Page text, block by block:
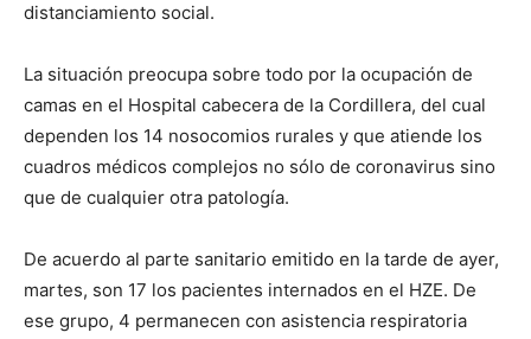
distanciamiento social.
La situación preocupa sobre todo por la ocupación de
camas en el Hospital cabecera de la Cordillera, del cual
dependen los 14 nosocomios rurales y que atiende los
cuadros médicos complejos no sólo de coronavirus sino
que de cualquier otra patología.
De acuerdo al parte sanitario emitido en la tarde de ayer,
martes, son 17 los pacientes internados en el HZE. De
ese grupo, 4 permanecen con asistencia respiratoria